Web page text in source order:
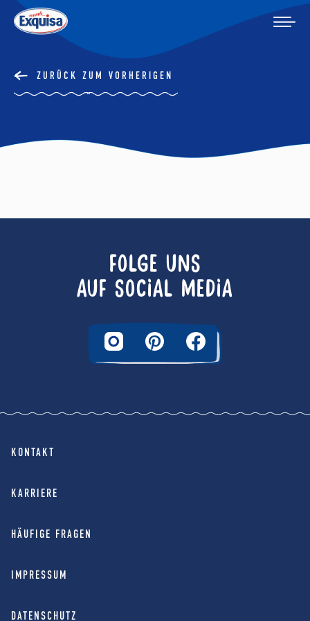
ZURÜCK ZUM VORHERIGEN
FOLGE UNS
AUF SOCIAL MEDIA
KONTAKT
KARRIERE
HÄUFIGE FRAGEN
IMPRESSUM
DATENSCHUTZ